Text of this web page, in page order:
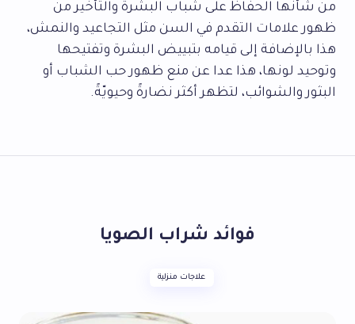
من شأنها الحفاظ على شباب البشرة والتأخير من
ظهور علامات التقدم في السن مثل التجاعيد والنمش،
هذا بالإضافة إلى قيامه بتبييض البشرة وتفتيحها
وتوحيد لونها، هذا عدا عن منع ظهور حب الشباب أو
البثور والشوائب، لتظهر أكثر نضارةً وحيويّةً.
فوائد شراب الصويا
علاجات منزلية